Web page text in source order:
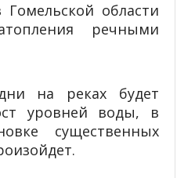
области
речными
на реках будет
уровней воды, в
существенных